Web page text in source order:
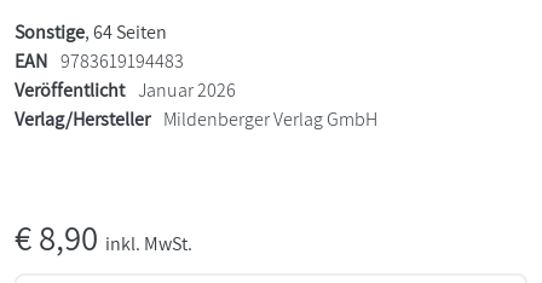
Sonstige, 64 Seiten
EAN 9783619194483
Veröffentlicht Januar 2026
Verlag/Hersteller Mildenberger Verlag GmbH
€8,90 inkl. MwSt.